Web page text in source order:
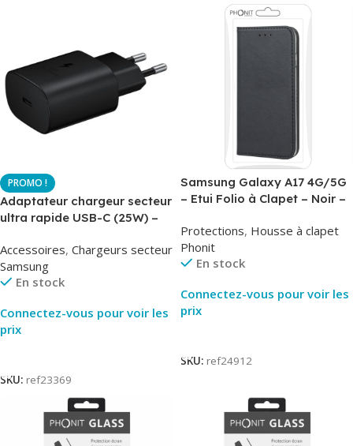
Adaptateur chargeur secteur
ultra rapide USB-C (25W) –
TA800
Accessoires, Chargeurs secteur
Samsung
En stock
Connectez-vous pour voir les
prix
SKU: ref23369
Samsung Galaxy A17 4G/5G
– Etui Folio à Clapet – Noir –
Protections, Housse à clapet
Phonit
En stock
Connectez-vous pour voir les
prix
SKU: ref24912